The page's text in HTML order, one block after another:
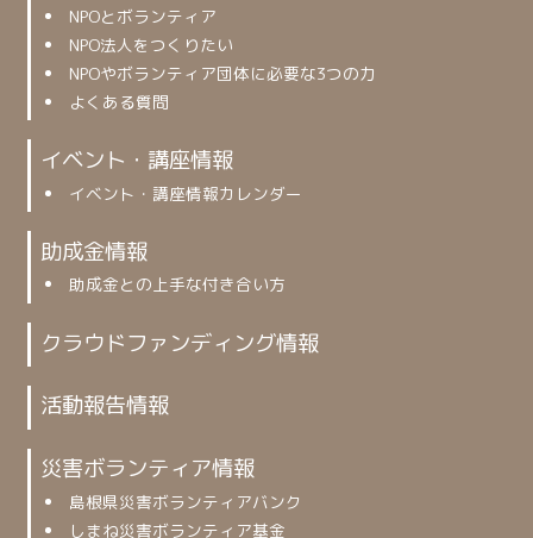
NPOとボランティア
NPO法人をつくりたい
NPOやボランティア団体に必要な3つの力
よくある質問
イベント・講座情報
イベント・講座情報カレンダー
助成金情報
助成金との上手な付き合い方
クラウドファンディング情報
活動報告情報
災害ボランティア情報
島根県災害ボランティアバンク
しまね災害ボランティア基金